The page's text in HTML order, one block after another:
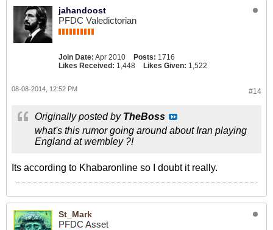
jahandoost
PFDC Valedictorian
Join Date: Apr 2010 Posts: 1716
Likes Received: 1,448 Likes Given: 1,522
#14
08-08-2014, 12:52 PM
Originally posted by TheBoss
what's this rumor going around about Iran playing
England at wembley ?!
Its according to Khabaronline so I doubt it really.
St_Mark
PFDC Asset